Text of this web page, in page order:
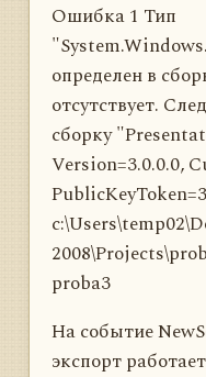
Ошибка 1 Тип
определен в
отсутствует.
сборку
Version=3.0.0.0,
proba3
На событие
экспорт